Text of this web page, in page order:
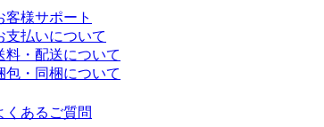
客様サポート
支払いについて
料・配送について
包・同梱について
くあるご質問